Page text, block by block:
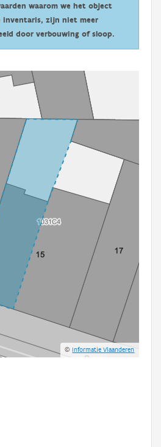
waarom we het object
inventaris, zijn niet meer
door verbouwing of sloop.
©Informatie Vlaanderen